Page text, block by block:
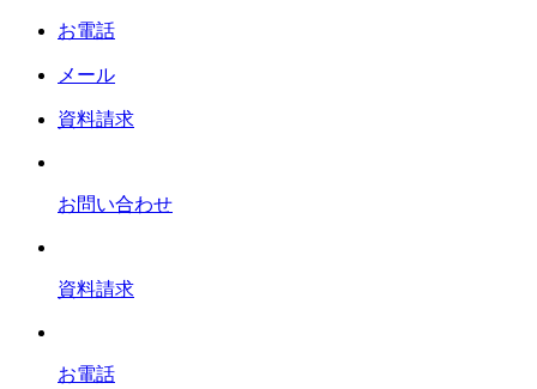
お電話
メール
資料請求
お問い合わせ
資料請求
お電話